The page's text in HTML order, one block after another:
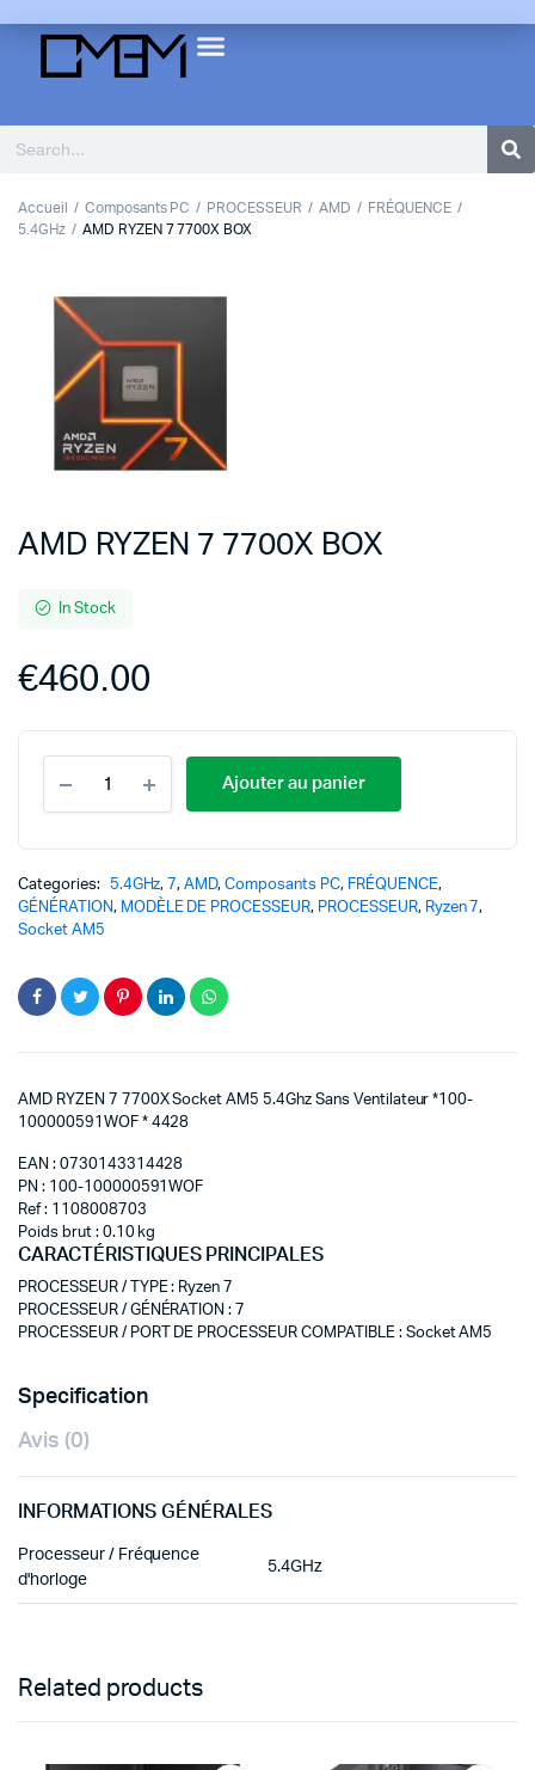
Accueil Composants PC PROCESSEUR AMD
FRÉQUENCE
5.4GHz
AMD RYZEN 7 7700X BOX
AMD RYZEN 7 7700X BOX
In Stock
€460.00
Ajouter au panier
Categories: 5.4GHz, 7,AMD,Composants PC, FRÉQUENCE,
GÉNÉRATION, MODÈLE DE PROCESSEUR, PROCESSEUR, Ryzen 7,
Socket AM5
AMD RYZEN 7 7700X Socket AM5 5.4Ghz Sans Ventilateur *100-
100000591WOF * 4428
EAN : 0730143314428
PN : 100-100000591WOF
Ref : 1108008703
Poids brut : 0.10 kg
CARACTÉRISTIQUES PRINCIPALES
PROCESSEUR / TYPE: Ryzen 7
PROCESSEUR / GÉNÉRATION : 7
PROCESSEUR / PORT DE PROCESSEUR COMPATIBLE: Socket AM5
Specification
Avis (0)
INFORMATIONS GÉNÉRALES
Processeur / Fréquence
d'horloge
5.4GHz
Related products